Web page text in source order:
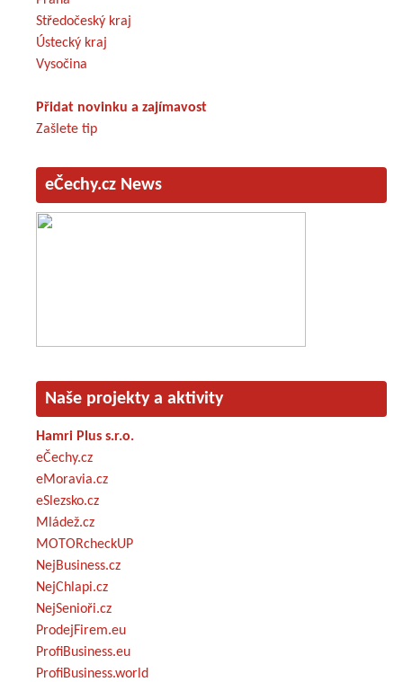
Středočeský kraj
Ústecký kraj
Vysočina
Přidat novinku a zajímavost
Zašlete tip
eČechy.cz News
Naše projekty a aktivity
Hamri Plus s.r.o.
eČechy.cz
eMoravia.cz
eSlezsko.cz
Mládež.cz
MOTORcheckUP
NejBusiness.cz
NejChlapi.cz
NejSenioři.cz
ProdejFirem.eu
ProfiBusiness.eu
ProfiBusiness.world